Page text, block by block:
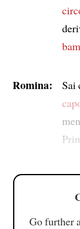
Romina:
Sai
Go further